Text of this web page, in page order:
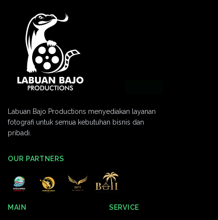
Labuan Bajo Productions menyediakan layanan
fotografi untuk semua kebutuhan bisnis dan
pribadi.
OUR PARTNERS
MAIN SERVICE